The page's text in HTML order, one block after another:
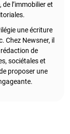
l’immobilier et
une écriture
Chez Newsner, il
de
sociétales et
proposer une